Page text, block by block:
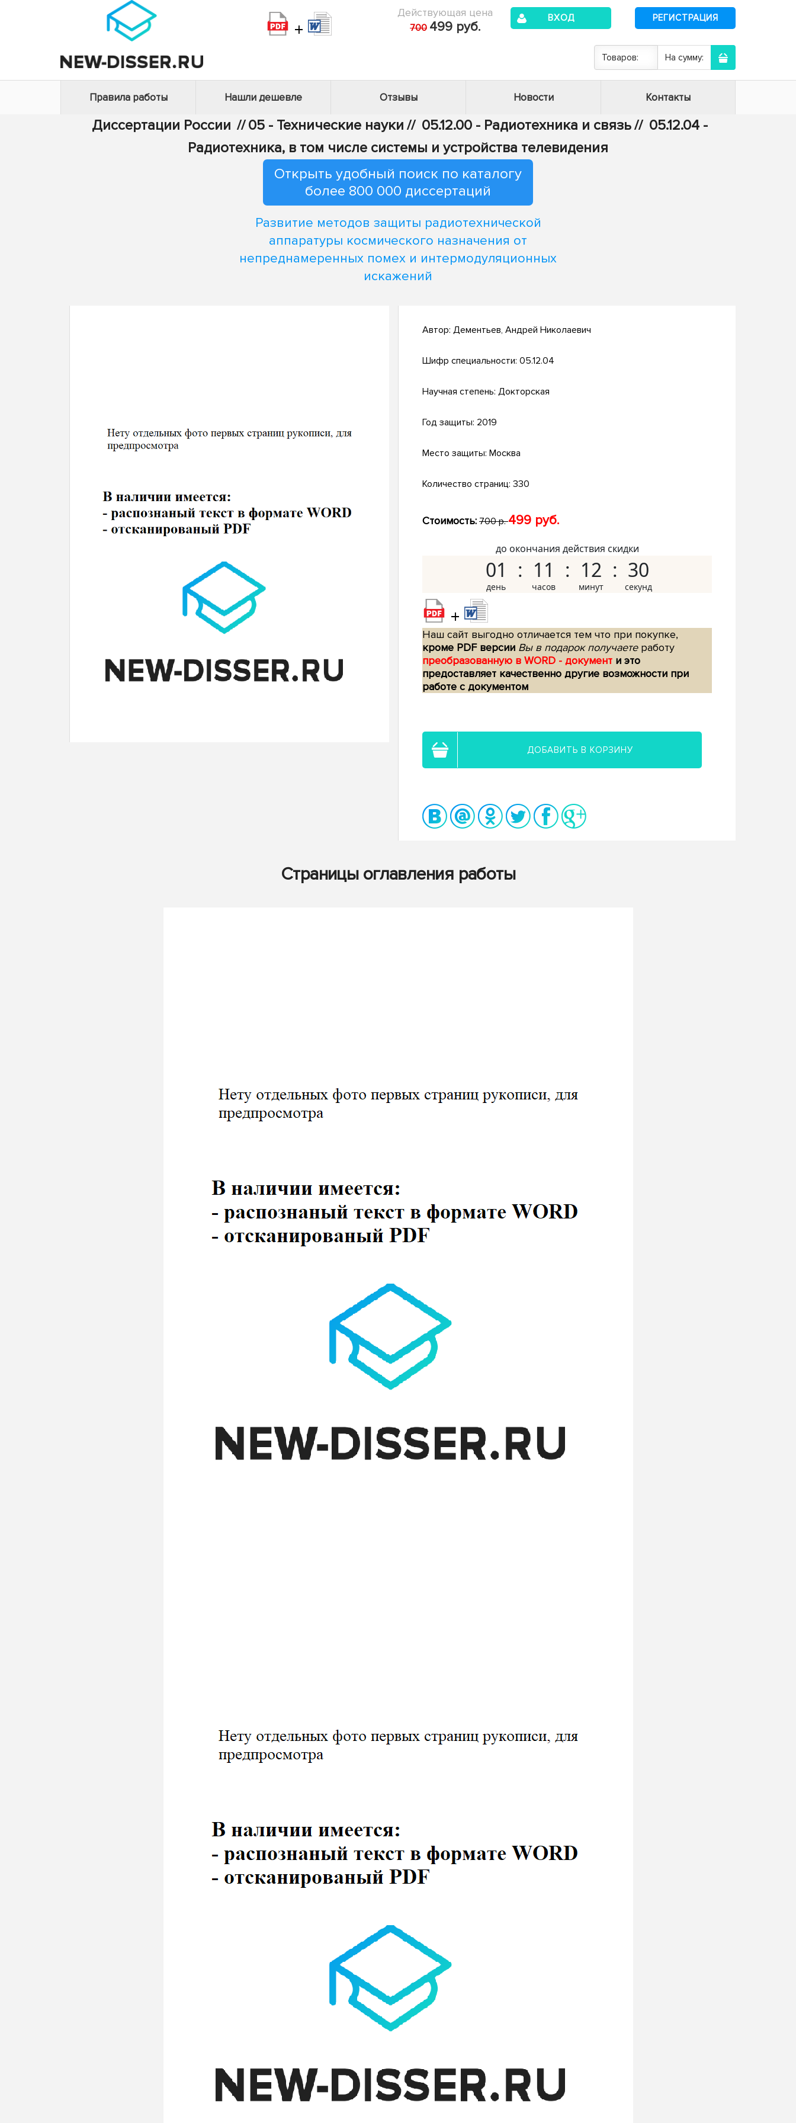
+
Действующая цена
700 499 руб.
ВХОД РЕГИСТРАЦИЯ
Товаров: На сумму:
Правила работы Нашли дешевле Отзывы Новости Контакты
Диссертации России // 05 - Технические науки // 05.12.00 - Радиотехника и связь// 05.12.04 -
Радиотехника, в том числе системы и устройства телевидения
Открыть удобный поиск по каталогу
более 800 000 диссертаций
Развитие методов защиты радиотехнической
аппаратуры космического назначения от
непреднамеренных помех и интермодуляционных
искажений
Автор: Дементьев, Андрей Николаевич
Шифр специальности: 05.12.04
Научная степень: Докторская
Год защиты: 2019
Место защиты: Москва
Количество страниц: 330
Стоимость: 700 р.499 руб.
до окончания действия скидки
01 11 12 29
+
Наш сайт выгодно отличается тем что при покупке,
кроме PDF версии Вы в подарок получаетеработу
преобразованную в WORD - документ и это
предоставляет качественно другие возможности при
работе с документом
ДОБАВИТЬ В КОРЗИНУ
Страницы оглавления работы